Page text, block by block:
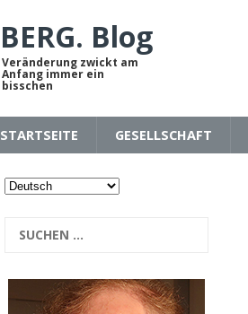
BERG. Blog
Veränderung zwickt am
Anfang immer ein
bisschen
STARTSEITE GESELLSCHAFT